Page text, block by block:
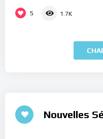
5 1.7K
Nouvelles